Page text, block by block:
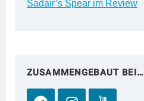
Sadair’s Spear im Review
ZUSAMMENGEBAUT BEI…